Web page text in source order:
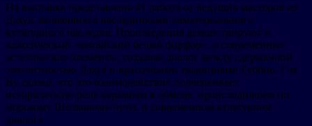
На выставке представлена 41 работа от ведущих мастеров из
Дэхуа, являющихся наследниками нематериального
культурного наследия. Произведения демонстрируют и
классический «китайский белый фарфор», и современные
эстетические элементы, создавая диалог между сдержанной
элегантностью Дэхуа и красочными традициями Губбио. Г-н
Ву сказал, что это взаимодействие подчеркивает
историческую роль керамики в обмене, происходившем по
морскому Шелковому пути, и современном культурном
диалоге.